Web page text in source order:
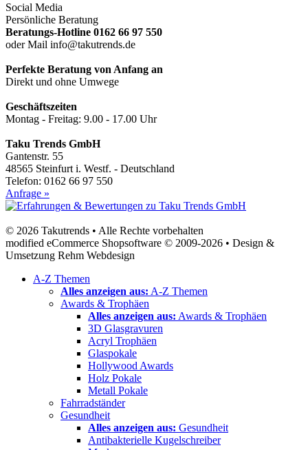
Social Media
Persönliche Beratung
Beratungs-Hotline 0162 66 97 550
oder Mail info@takutrends.de
Perfekte Beratung von Anfang an
Direkt und ohne Umwege
Geschäftszeiten
Montag - Freitag: 9.00 - 17.00 Uhr
Taku Trends GmbH
Gantenstr. 55
48565 Steinfurt i. Westf. - Deutschland
Telefon: 0162 66 97 550
Anfrage »
© 2026 Takutrends • Alle Rechte vorbehalten
modified eCommerce Shopsoftware © 2009-2026 • Design &
Umsetzung Rehm Webdesign
A-Z Themen
Alles anzeigen aus: A-Z Themen
Awards & Trophäen
Alles anzeigen aus: Awards & Trophäen
3D Glasgravuren
Acryl Trophäen
Glaspokale
Hollywood Awards
Holz Pokale
Metall Pokale
Fahrradständer
Gesundheit
Alles anzeigen aus: Gesundheit
Antibakterielle Kugelschreiber